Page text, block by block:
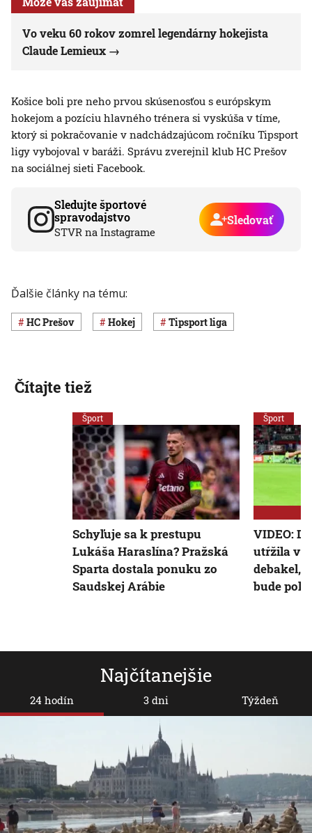
Vo veku 60 rokov zomrel legendárny hokejista
Claude Lemieux
Košice boli pre neho prvou skúsenosťou s európskym
hokejom a pozíciu hlavného trénera si vyskúša v tíme,
ktorý si pokračovanie v nadchádzajúcom ročníku Tipsport
ligy vybojoval v baráži. Správu zverejnil klub HC Prešov
na sociálnej sieti Facebook.
Sledujte športové
spravodajstvo
STVR na Instagrame
Sledovať
Ďalšie články na tému:
HC Prešov Hokej Tipsport liga
Najčítanejšie
24 hodín 3 dni Týždeň
Čítajte tiež
Šport
Schyľuje sa k prestupu
Lukáša Haraslína? Pražská
Sparta dostala ponuku zo
Saudskej Arábie
Šport
VIDEO:
utŕžila v
debakel,
bude